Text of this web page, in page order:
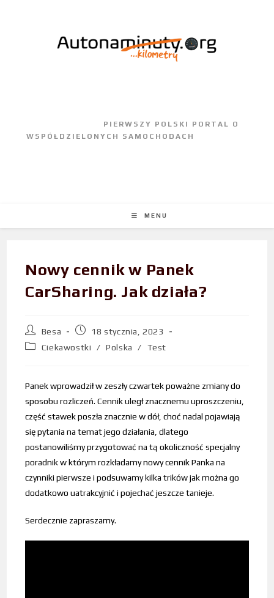
MENU
Nowy cennik w Panek
CarSharing. Jak działa?
Besa
18 stycznia, 2023
Ciekawostki
/ Polska / Test
Panek wprowadził w zeszły czwartek poważne zmiany do
sposobu rozliczeń. Cennik uległ znacznemu uproszczeniu,
część stawek poszła znacznie w dół, choć nadal pojawiają
się pytania na temat jego działania, dlatego
postanowiliśmy przygotować na tą okoliczność specjalny
poradnik w którym rozkładamy nowy cennik Panka na
czynniki pierwsze i podsuwamy kilka trików jak można go
dodatkowo uatrakcyjnić i pojechać jeszcze tanieje.
Serdecznie zapraszamy.